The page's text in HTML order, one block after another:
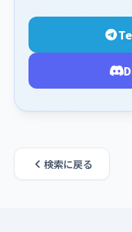
検索に戻る